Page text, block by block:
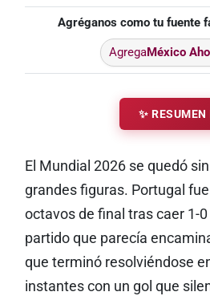
Agréganos como tu fuente
AgregaMéxico
✨ RESUMEN
El Mundial 2026 se quedó
grandes figuras. Portugal
octavos de final tras caer 1-
partido que parecía
que terminó resolviéndose
instantes con un gol que